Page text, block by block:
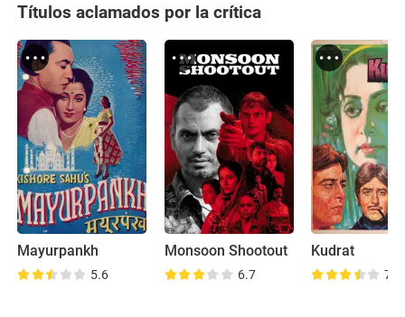
Títulos aclamados por la crítica
Mayurpankh
5.6
Monsoon Shootout
6.7
Kudrat
7.1